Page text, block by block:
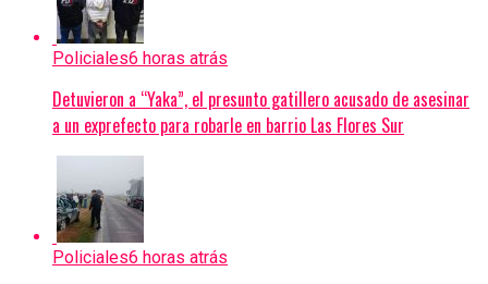
Policiales6 horas atrás
Detuvieron a “Yaka”, el presunto gatillero acusado de asesinar
a un exprefecto para robarle en barrio Las Flores Sur
Policiales6 horas atrás